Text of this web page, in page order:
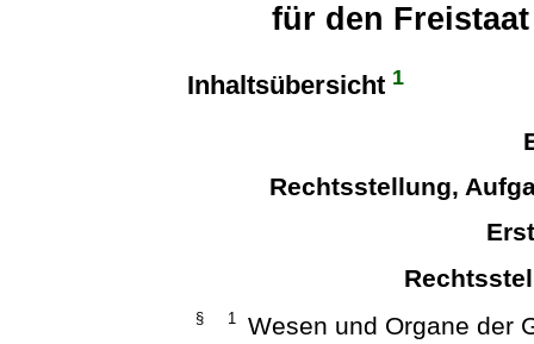
für den
Inhaltsübersicht 1
Rechtsstellung,
§ 1 Wesen und Organe der